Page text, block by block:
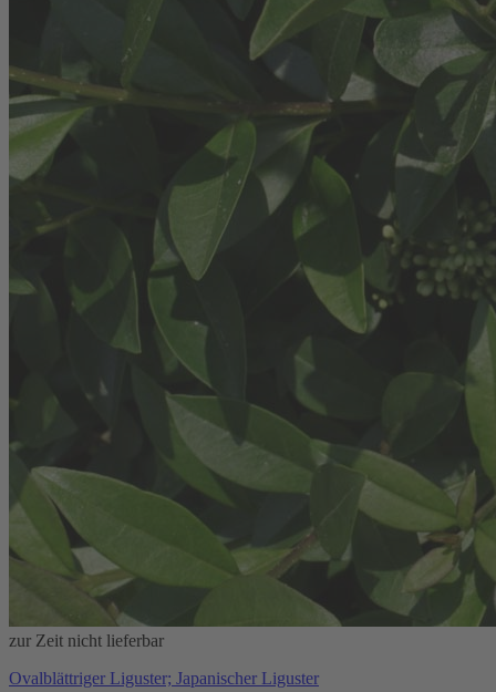
zur Zeit nicht lieferbar
Ovalblättriger Liguster; Japanischer Liguster